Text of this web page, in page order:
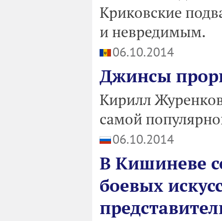
Криковские
и невредимым.
06.10.2014
Джинсы
Кирилл
самой
06.10.2014
В Кишиневе
боевых